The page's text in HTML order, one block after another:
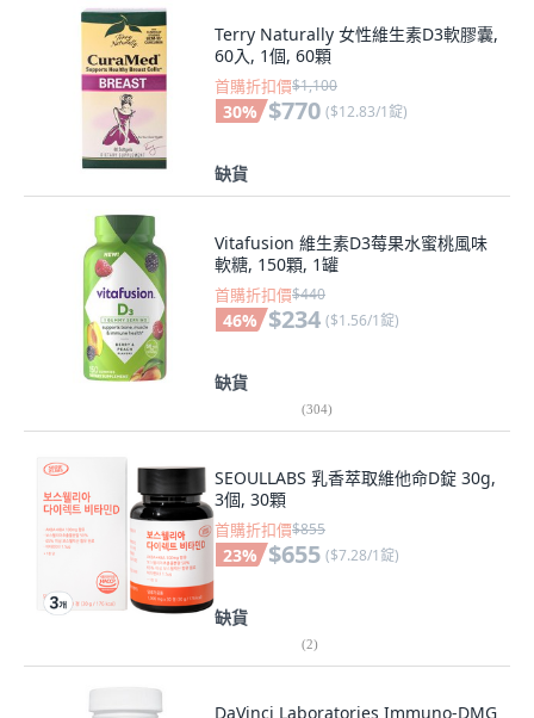
Terry Naturally 女性維生素D3軟膠囊,
60入, 1個, 60顆
首購折扣價$1,100
30% $770 ($12.83/1錠)
缺貨
Vitafusion 維生素D3莓果水蜜桃風味
軟糖, 150顆, 1罐
首購折扣價$440
46% $234 ($1.56/1錠)
缺貨
(304)
SEOULLABS 乳香萃取維他命D錠 30g,
3個, 30顆
首購折扣價$855
23% $655 ($7.28/1錠)
缺貨
(2)
DaVinci Laboratories Immuno-DMG